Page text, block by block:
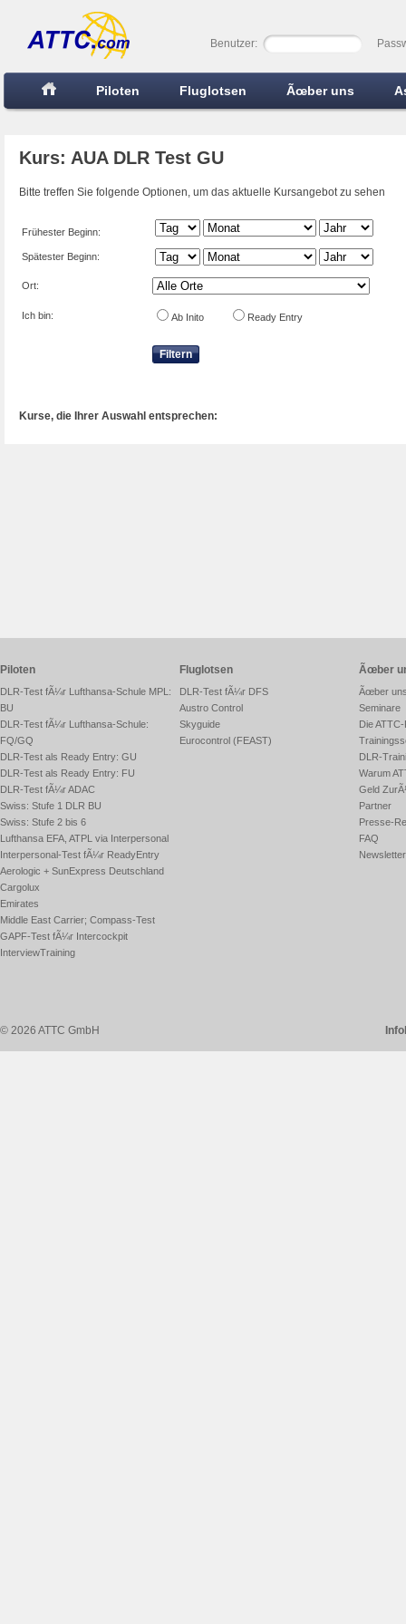
Benutzer:
Piloten Fluglotsen Ãœber uns
Kurs: AUA DLR Test GU
Bitte treffen Sie folgende Optionen, um das aktuelle Kursangebot zu sehen
Frühester Beginn:
Spätester Beginn:
Ort:
Ich bin: Ab Inito Ready Entry
Filtern
Kurse, die Ihrer Auswahl entsprechen:
Piloten
DLR-Test fÃ¼r Lufthansa-Schule MPL:
BU
DLR-Test fÃ¼r Lufthansa-Schule:
FQ/GQ
DLR-Test als Ready Entry: GU
DLR-Test als Ready Entry: FU
DLR-Test fÃ¼r ADAC
Swiss: Stufe 1 DLR BU
Swiss: Stufe 2 bis 6
Lufthansa EFA, ATPL via Interpersonal
Interpersonal-Test fÃ¼r ReadyEntry
Aerologic + SunExpress Deutschland
Cargolux
Emirates
Middle East Carrier; Compass-Test
GAPF-Test fÃ¼r Intercockpit
InterviewTraining
Fluglotsen
DLR-Test fÃ¼r DFS
Austro Control
Skyguide
Eurocontrol (FEAST)
Ãœber
Ãœber
Seminare
Die
DLR-
Warum
Geld
Partner
Presse-
FAQ
Newsletter
© 2026 ATTC GmbH